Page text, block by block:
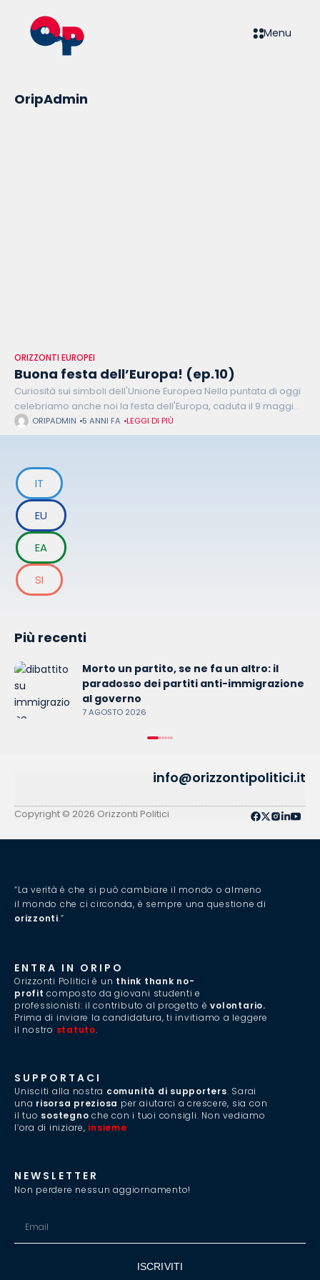
Menu
OripAdmin
ORIZZONTI EUROPEI
Buona festa dell’Europa! (ep.10)
Curiosità sui simboli dell'Unione Europea Nella puntata di oggi
celebriamo anche noi la festa dell'Europa, caduta il 9 maggio.
Per festeggiare, mettiamo alla prova Agnese con un quiz sui
simboli
ORIPADMIN 5 ANNI FA LEGGI DI PIÙ
IT
EU
EA
SI
Più recenti
Morto un partito, se ne fa un altro: il
paradosso dei partiti anti-immigrazione
al governo
7 AGOSTO 2026
info@orizzontipolitici.it
Copyright © 2026 Orizzonti Politici
“La verità è che si può cambiare il mondo o almeno
il mondo che ci circonda, è sempre una questione di
orizzonti.”
ENTRA IN ORIPO
Orizzonti Politici è un think thank no-
profit composto da giovani studenti e
professionisti: il contributo al progetto èvolontario.
Prima di inviare la candidatura, ti invitiamo a leggere
il nostro statuto.
SUPPORTACI
Unisciti alla nostra comunità di supporters. Sarai
una risorsa preziosa per aiutarci a crescere, sia con
il tuo sostegno che con i tuoi consigli. Non vediamo
l’ora di iniziare, insieme
NEWSLETTER
Non perdere nessun aggiornamento!
ISCRIVITI